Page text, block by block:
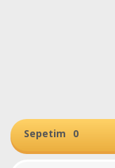
Sepetim 0